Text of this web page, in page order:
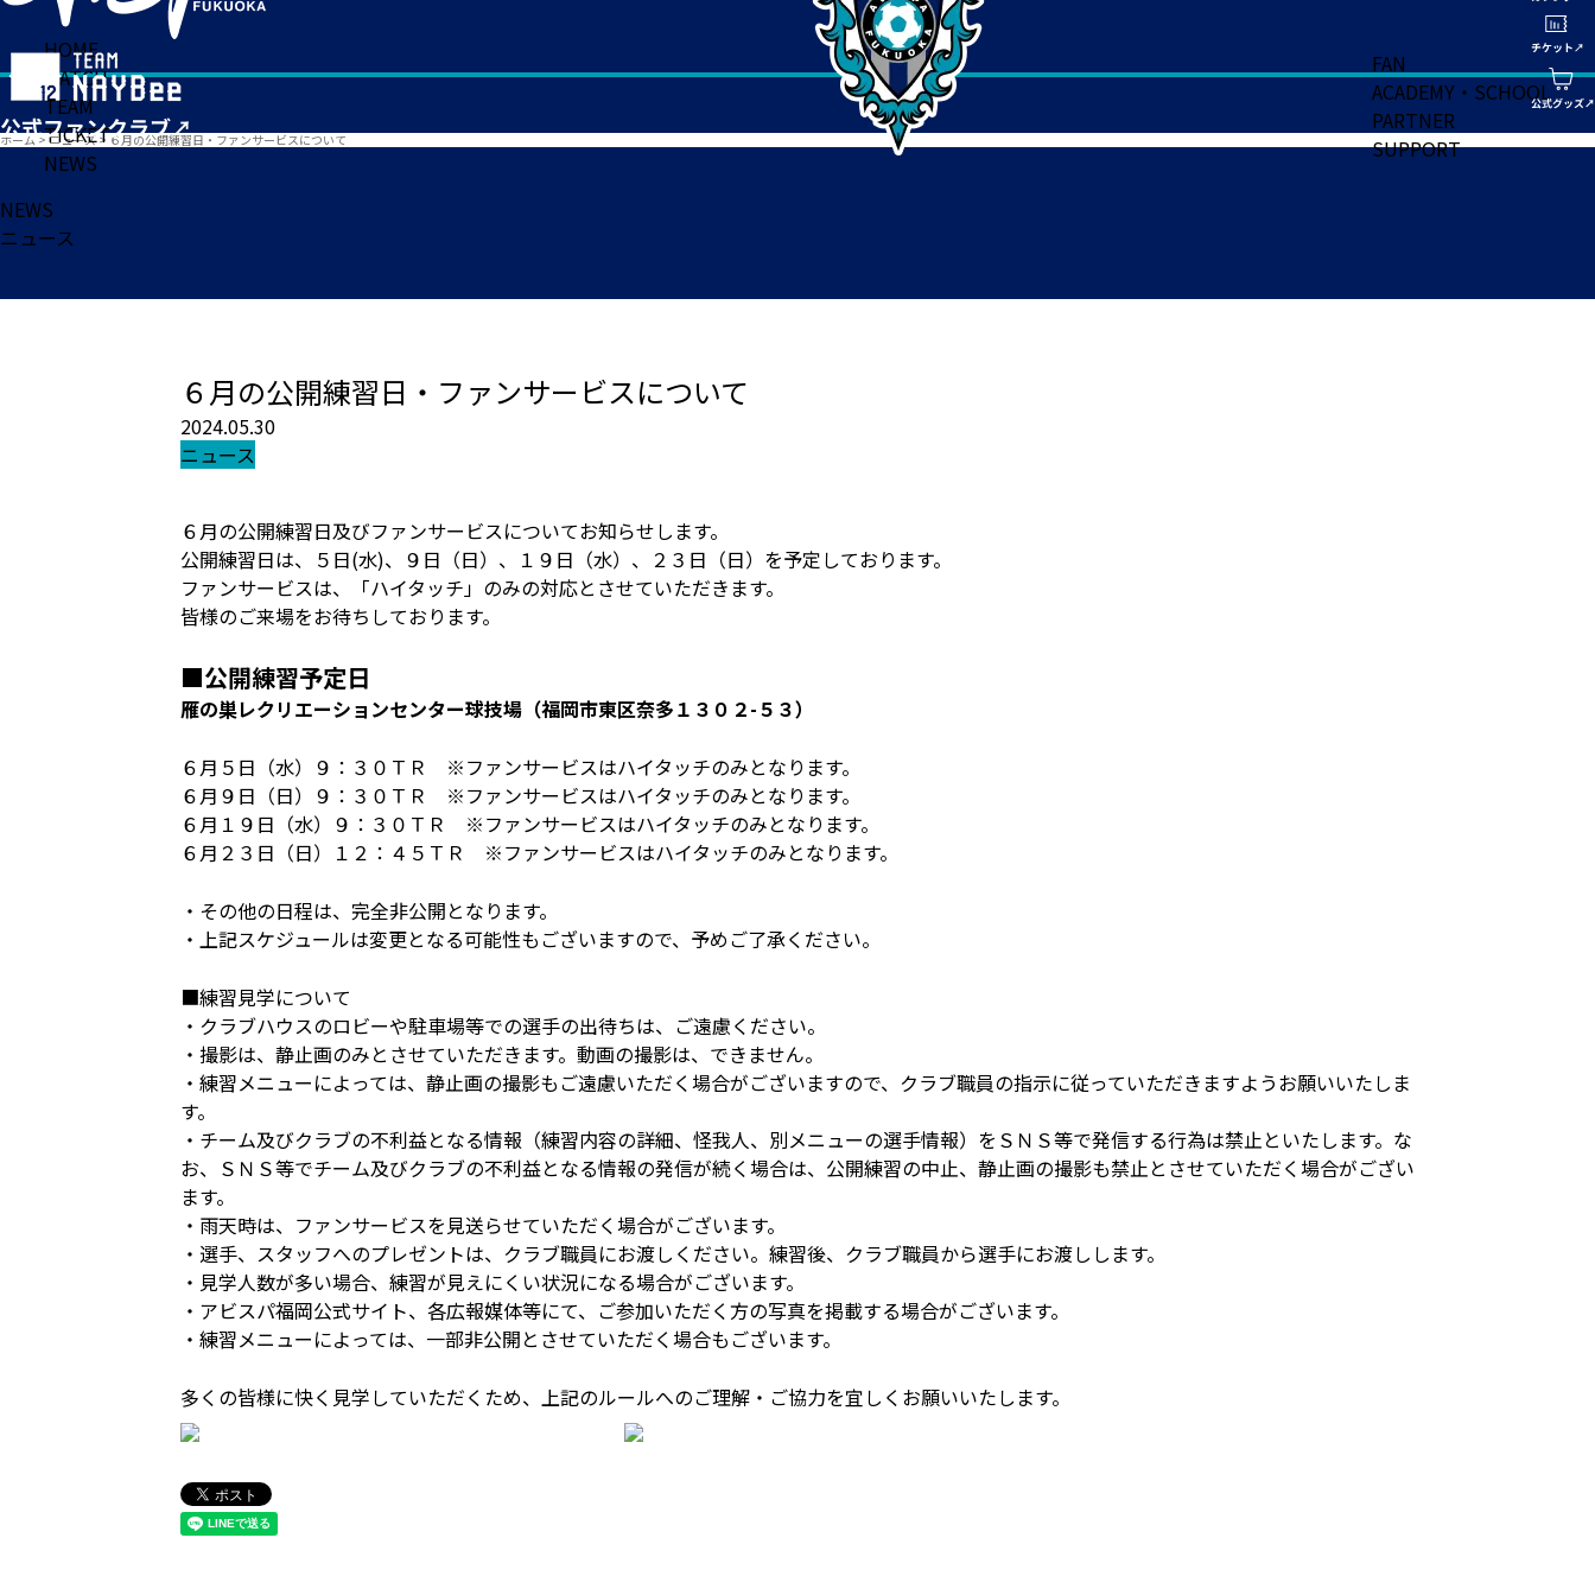
HOME
MATCH
TEAM
TICKET
NEWS
FAN
ACADEMY・SCHOOL
PARTNER
SUPPORT
ホーム > ニュース> ６月の公開練習日・ファンサービスについて
NEWS
ニュース
６月の公開練習日・ファンサービスについて
2024.05.30
ニュース
６月の公開練習日及びファンサービスについてお知らせします。
公開練習日は、５日(水)、９日（日）、１９日（水）、２３日（日）を予定しております。
ファンサービスは、「ハイタッチ」のみの対応とさせていただきます。
皆様のご来場をお待ちしております。
■公開練習予定日
雁の巣レクリエーションセンター球技場（福岡市東区奈多１３０２-５３）
６月５日（水）９：３０ＴＲ ※ファンサービスはハイタッチのみとなります。
６月９日（日）９：３０ＴＲ ※ファンサービスはハイタッチのみとなります。
６月１９日（水）９：３０ＴＲ ※ファンサービスはハイタッチのみとなります。
６月２３日（日）１２：４５ＴＲ ※ファンサービスはハイタッチのみとなります。
・その他の日程は、完全非公開となります。
・上記スケジュールは変更となる可能性もございますので、予めご了承ください。
■練習見学について
・クラブハウスのロビーや駐車場等での選手の出待ちは、ご遠慮ください。
・撮影は、静止画のみとさせていただきます。動画の撮影は、できません。
・練習メニューによっては、静止画の撮影もご遠慮いただく場合がございますので、クラブ職員の指示に従っていただきますようお願いいたしま
す。
・チーム及びクラブの不利益となる情報（練習内容の詳細、怪我人、別メニューの選手情報）をＳＮＳ等で発信する行為は禁止といたします。な
お、ＳＮＳ等でチーム及びクラブの不利益となる情報の発信が続く場合は、公開練習の中止、静止画の撮影も禁止とさせていただく場合がござい
ます。
・雨天時は、ファンサービスを見送らせていただく場合がございます。
・選手、スタッフへのプレゼントは、クラブ職員にお渡しください。練習後、クラブ職員から選手にお渡しします。
・見学人数が多い場合、練習が見えにくい状況になる場合がございます。
・アビスパ福岡公式サイト、各広報媒体等にて、ご参加いただく方の写真を掲載する場合がございます。
・練習メニューによっては、一部非公開とさせていただく場合もございます。
多くの皆様に快く見学していただくため、上記のルールへのご理解・ご協力を宜しくお願いいたします。